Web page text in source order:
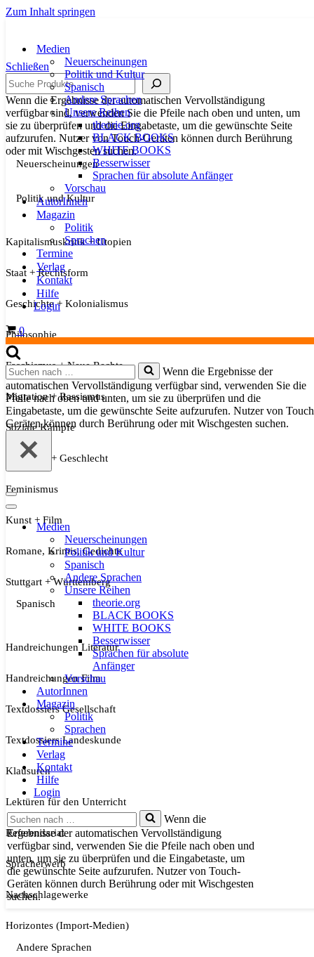
Zum Inhalt springen
Medien
Neuerscheinungen
Politik und Kultur
Spanisch
Andere Sprachen
Unsere Reihen
theorie.org
BLACK BOOKS
WHITE BOOKS
Besserwisser
Sprachen für absolute Anfänger
Vorschau
AutorInnen
Magazin
Politik
Sprachen
Termine
Verlag
Kontakt
Hilfe
Login
Warenkorb
0
Suchen
nach …
Wenn die Ergebnisse der
automatischen Vervollständigung verfügbar sind, verwenden Sie die
Pfeile nach oben und unten, um sie zu überprüfen und die
Eingabetaste, um die gewünschte Seite aufzurufen. Nutzer von
Geräten können durch Berührung oder mit Wischgesten suchen.
Navigationsmenü
Navigationsmenü
Medien
Neuerscheinungen
Politik und Kultur
Spanisch
Andere Sprachen
Unsere Reihen
theorie.org
BLACK BOOKS
WHITE BOOKS
Besserwisser
Sprachen für absolute
Anfänger
Vorschau
AutorInnen
Magazin
Politik
Sprachen
Termine
Verlag
Kontakt
Hilfe
Login
Suchen
nach …
Wenn die
Ergebnisse der automatischen Vervollständigung
verfügbar sind, verwenden Sie die Pfeile nach oben und
unten, um sie zu überprüfen und die Eingabetaste, um
die gewünschte Seite aufzurufen. Nutzer von Touch-
Geräten können durch Berührung oder mit Wischgesten
suchen.
Schließen
Suche
Wenn die Ergebnisse der automatischen Vervollständigung
verfügbar sind, verwenden Sie die Pfeile nach oben und unten, um
sie zu überprüfen und die Eingabetaste, um die gewünschte Seite
aufzurufen. Nutzer von Touch-Geräten können durch Berührung
oder mit Wischgesten suchen.
Neuerscheinungen
Politik und Kultur
Kapitalismuskritik + Utopien
Staat + Rechtsform
Geschichte + Kolonialismus
Philosophie
Faschismus + Neue Rechte
Migration + Rassismus
Soziale Kämpfe
Sexualität + Geschlecht
Feminismus
Kunst + Film
Romane, Krimis, Gedichte
Stuttgart + Württemberg
Spanisch
Handreichungen Literatur
Handreichungen Film
Textdossiers Gesellschaft
Textdossiers Landeskunde
Klausuren
Lektüren für den Unterricht
Referendariat
Spracherwerb
Nachschlagewerke
Horizontes (Import-Medien)
Andere Sprachen